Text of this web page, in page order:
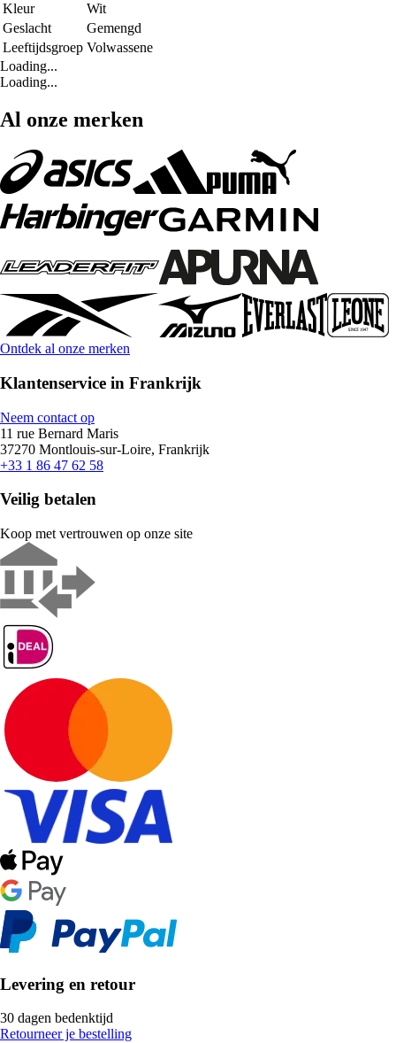
Kleur
Wit
Geslacht
Gemengd
Leeftijdsgroep Volwassene
Loading...
Loading...
Al onze merken
Ontdek al onze merken
Klantenservice in Frankrijk
Neem contact op
11 rue Bernard Maris
37270 Montlouis-sur-Loire, Frankrijk
+33 1 86 47 62 58
Veilig betalen
Koop met vertrouwen op onze site
Levering en retour
30 dagen bedenktijd
Retourneer je bestelling